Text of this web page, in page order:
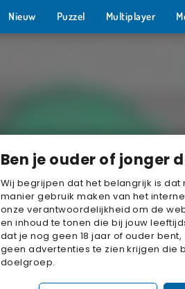
Ben je ouder of jonger
Wij begrijpen dat het belangrijk is
manier gebruik maken van het
onze verantwoordelijkheid om de
en inhoud te tonen die bij jouw
dat je nog geen 18 jaar of ouder
geen advertenties te zien krijgen die
doelgroep.
Nieuw Puzzel Multiplayer